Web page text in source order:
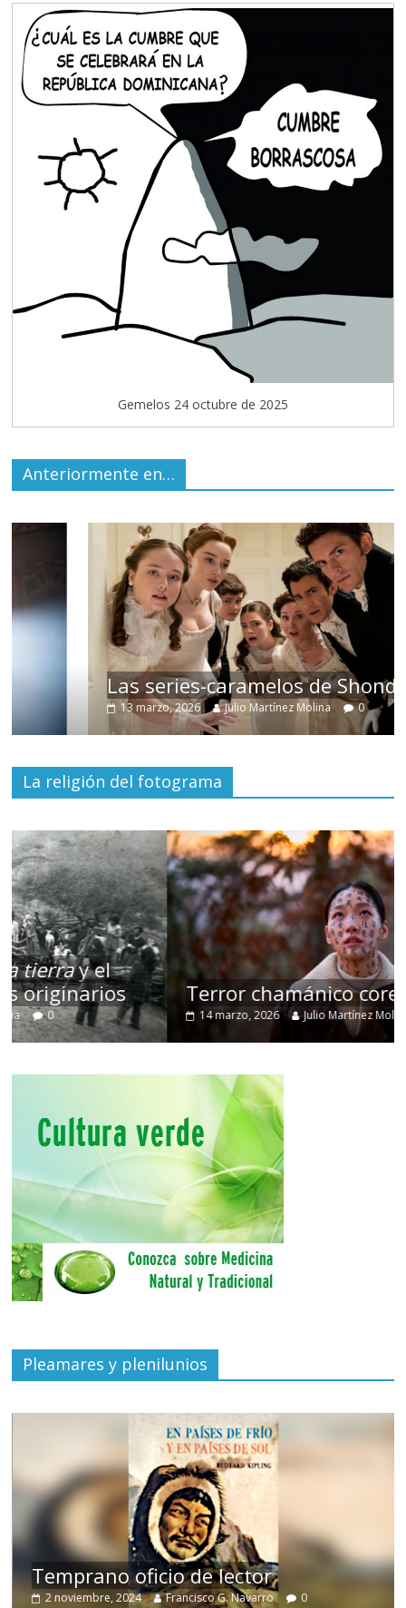
Gemelos 24 octubre de 2025
Anteriormente en…
Las series-caramelos de Shondaland
13 marzo, 2026 Julio Martínez Molina 0
La religión del fotograma
Terror chamánico coreano
14 marzo, 2026 Julio Martínez Molina 0
Pleamares y plenilunios
Temprano oficio de lector
2 noviembre, 2024 Francisco G. Navarro 0